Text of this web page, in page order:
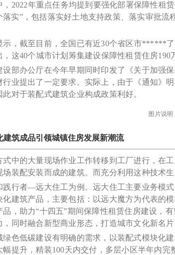
2022年重点任务均提到要强化部署保障性租
落实”，包括落实好土地支持政策、落实审批
，截至目前，全国已有近30个省区市******
这40个城市计划筹集建设保障性租赁住房
部办公厅在今年早期同时印发了《关于加强
业提出了一定要求。实际上，由于《通知》
对于装配式建筑企业构成政策利好。
图片说明
建筑成品引领城镇住房发展新潮流
中的大量现场作业工作转移到工厂进行，在
装配安装而成的建筑。而充分利用这种技术
践行者—远大住工为例。远大住工主要业务模
建筑产品，主要包括：以远大魔方为代表的
，助力“十四五”期间保障性租赁住房建设，
同时融合新型商业形态，打造城市文化新名片
色低碳建设有明确的需求，以装配式模块化
提升，精装100天内交付，多层小区半年内